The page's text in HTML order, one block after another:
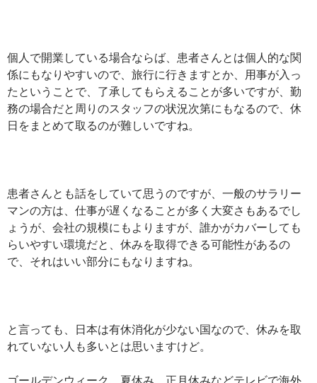
個人で開業している場合ならば、患者さんとは個人的な関
係にもなりやすいので、旅行に行きますとか、用事が入っ
たということで、了承してもらえることが多いですが、勤
務の場合だと周りのスタッフの状況次第にもなるので、休
日をまとめて取るのが難しいですね。
患者さんとも話をしていて思うのですが、一般のサラリー
マンの方は、仕事が遅くなることが多く大変さもあるでし
ょうが、会社の規模にもよりますが、誰かがカバーしても
らいやすい環境だと、休みを取得できる可能性があるの
で、それはいい部分にもなりますね。
と言っても、日本は有休消化が少ない国なので、休みを取
れていない人も多いとは思いますけど。
ゴールデンウィーク、夏休み、正月休みなどテレビで海外